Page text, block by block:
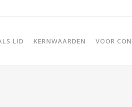
LID KERNWAARDEN VOOR